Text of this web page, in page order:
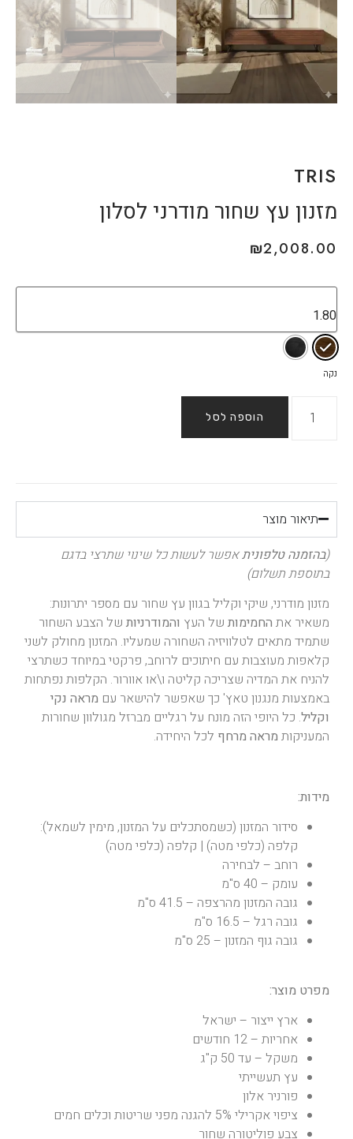
TRIS
מזנון עץ שחור מודרני לסלון
₪2,008.00
נקה
הוספה לסל
תיאור מוצר
(בהזמנה טלפוניתאפשר לעשות כל שינוי שתרצי בדגם
בתוספת תשלום)
מזנון מודרני, שיקי וקליל בגוון עץ שחור עם מספר יתרונות:
משאיר את החמימות של העץ והמודרניות של הצבע השחור
שתמיד מתאים לטלוויזיה השחורה שמעליו. המזנון מחולק לשני
קלאפות מעוצבות עם חיתוכים לרוחב, פרקטי במיוחד כשתרצי
להניח את המדיה שצריכה קליטה ו\או אוורור. הקלפות נפתחות
באמצעות מנגנון טאץ' כך שאפשר להישאר עם מראה נקי
וקליל. כל היופי הזה מונח על רגליים מברזל מגולוון שחורות
המעניקות מראה מרחף לכל היחידה.
מידות:
סידור המזנון (כשמסתכלים על המזנון, מימין לשמאל):
קלפה (כלפי מטה) | קלפה (כלפי מטה)
רוחב – לבחירה
עומק – 40 ס"מ
גובה המזנון מהרצפה – 41.5 ס"מ
גובה רגל – 16.5 ס"מ
גובה גוף המזנון – 25 ס"מ
מפרט מוצר:
ארץ ייצור – ישראל
אחריות – 12 חודשים
משקל – עד 50 ק"ג
עץ תעשייתי
פורניר אלון
ציפוי אקרילי 5% להגנה מפני שריטות וכלים חמים
צבע פוליטורה שחור